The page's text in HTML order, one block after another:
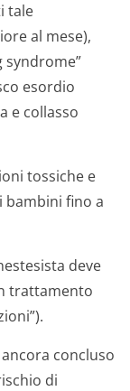
tale
al mese),
syndrome”
esordio
e collasso
tossiche e
bambini fino a
deve
trattamento
concluso
di